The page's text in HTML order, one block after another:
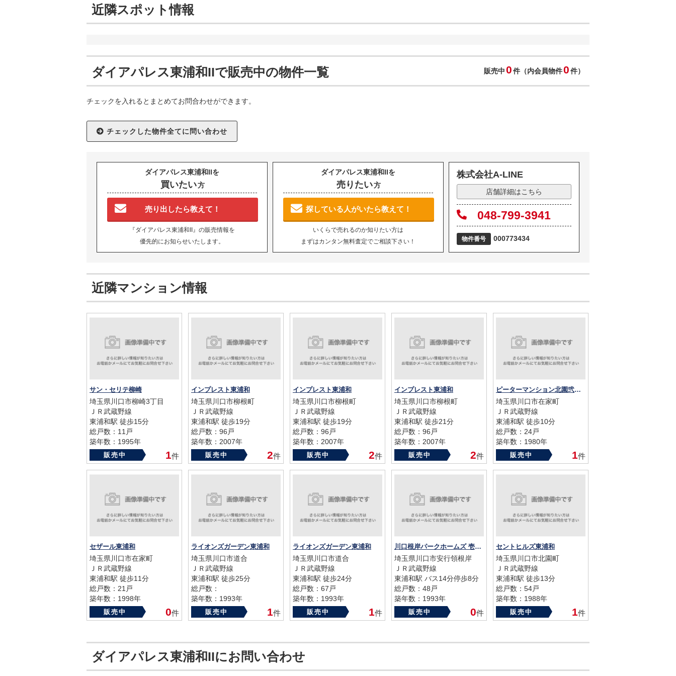
近隣スポット情報
ダイアパレス東浦和IIで販売中の物件一覧 販売中0件（内会員物件0件）
チェックを入れるとまとめてお問合わせができます。
ダイアパレス東浦和IIを
買いたい方
売り出したら教えて！
『ダイアパレス東浦和II』の販売情報を
優先的にお知らせいたします。
ダイアパレス東浦和IIを
売りたい方
探している人がいたら教えて！
いくらで売れるのか知りたい方は
まずはカンタン無料査定でご相談下さい！
株式会社A-LINE
店舗詳細はこちら
048-799-3941
物件番号 000773434
近隣マンション情報
サン・セリテ柳崎
埼玉県川口市柳崎3丁目
ＪＲ武蔵野線
東浦和駅 徒歩15分
総戸数：11戸
築年数：1995年
販売中 1件
インプレスト東浦和
埼玉県川口市柳根町
ＪＲ武蔵野線
東浦和駅 徒歩19分
総戸数：96戸
築年数：2007年
販売中 2件
インプレスト東浦和
埼玉県川口市柳根町
ＪＲ武蔵野線
東浦和駅 徒歩19分
総戸数：96戸
築年数：2007年
販売中 2件
インプレスト東浦和
埼玉県川口市柳根町
ＪＲ武蔵野線
東浦和駅 徒歩21分
総戸数：96戸
築年数：2007年
販売中 2件
ピーターマンション北園弐番館
埼玉県川口市在家町
ＪＲ武蔵野線
東浦和駅 徒歩10分
総戸数：24戸
築年数：1980年
販売中 1件
セザール東浦和
埼玉県川口市在家町
ＪＲ武蔵野線
東浦和駅 徒歩11分
総戸数：21戸
築年数：1998年
販売中 0件
ライオンズガーデン東浦和
埼玉県川口市道合
ＪＲ武蔵野線
東浦和駅 徒歩25分
総戸数：
築年数：1993年
販売中 1件
ライオンズガーデン東浦和
埼玉県川口市道合
ＪＲ武蔵野線
東浦和駅 徒歩24分
総戸数：67戸
築年数：1993年
販売中 1件
川口根岸パークホームズ 壱番館
埼玉県川口市安行領根岸
ＪＲ武蔵野線
東浦和駅 バス14分停歩8分
総戸数：48戸
築年数：1993年
販売中 0件
セントヒルズ東浦和
埼玉県川口市北園町
ＪＲ武蔵野線
東浦和駅 徒歩13分
総戸数：54戸
築年数：1988年
販売中 1件
ダイアパレス東浦和IIにお問い合わせ